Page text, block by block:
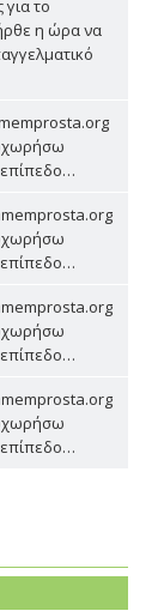
το
η ώρα να